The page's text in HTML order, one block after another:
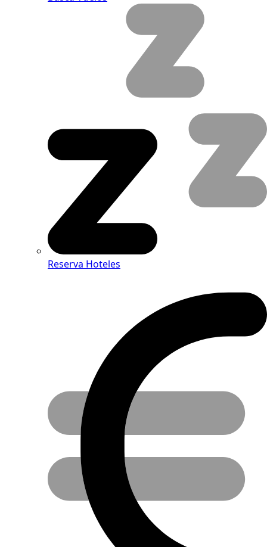
Reserva Hoteles